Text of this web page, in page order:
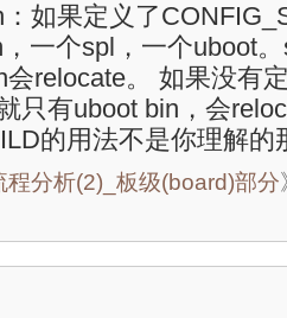
如果定义了
一个spl，一个uboot
会relocate。 如果没有
只有uboot bin，会
的用法不是你理解的
程分析(2)_板级(board)部分